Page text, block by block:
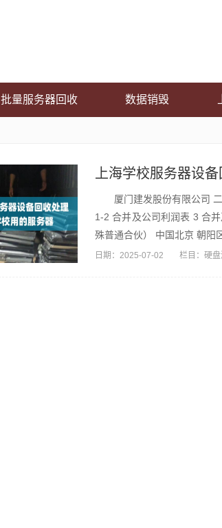
批量服务器回收 数据销毁
上海学校服务器设
厦门建发股份有限公司 二
1-2 合并及公司利润表 3 合
殊普通合伙） 中国北京 朝阳
日期： 2025-07-02 栏目： 硬